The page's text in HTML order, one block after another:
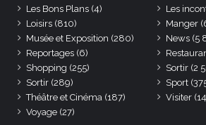
Les Bons Plans (4) Les
Loisirs (810) Manger
Musée et Exposition (280) News (5
Reportages (6)
Shopping (255) Sortir (2
Sortir (289) Sport
Théâtre et Cinéma (187) Visiter
Voyage (27)